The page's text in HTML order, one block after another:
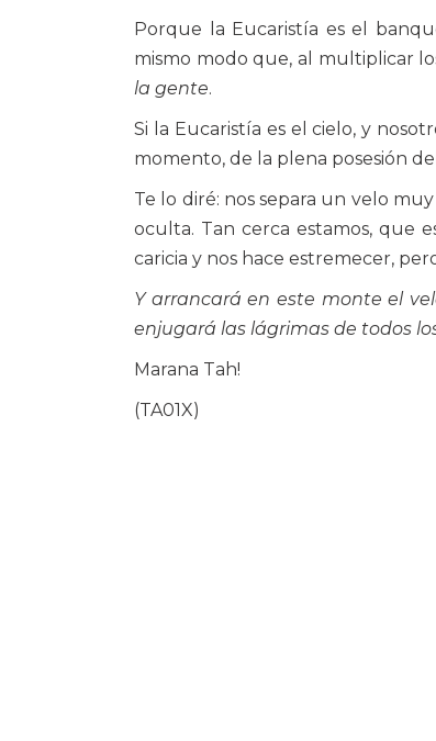
Porque la Eucaristía es el
mismo modo que, al multiplicar
la gente.
Si la Eucaristía es el cielo, y
momento, de la plena posesión
Te lo diré: nos separa un velo
oculta. Tan cerca estamos, que
caricia y nos hace estremecer,
Y arrancará en este monte el
enjugará las lágrimas de todos
Marana Tah!
(TA01X)